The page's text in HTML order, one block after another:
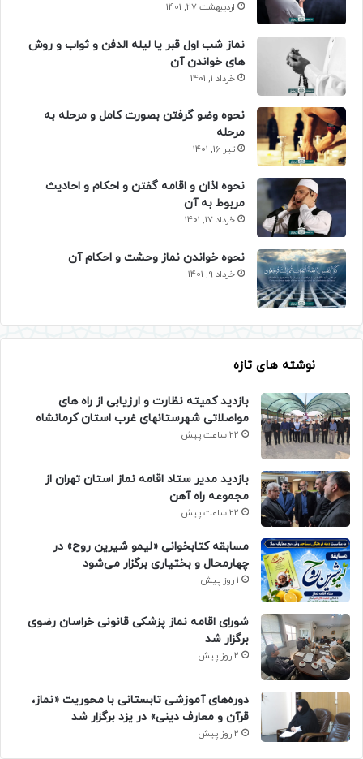
اردیبهشت 27, 1401
نماز شب اول قبر یا لیله الدفن و ثواب و روش
های خواندن آن
خرداد 1, 1401
نحوه وضو گرفتن بصورت کامل و مرحله به
مرحله
تیر 16, 1401
نحوه اذان و اقامه گفتن و احکام و احادیث
مربوط به آن
خرداد 17, 1401
نحوه خواندن نماز وحشت و احکام آن
خرداد 9, 1401
نوشته های تازه
بازدید کمیته نظارت و ارزیابی از راه های
مواصلاتی شهرستانهای غرب استان کرمانشاه
22 ساعت پیش
بازدید مدیر ستاد اقامه نماز استان تهران از
مجموعه راه آهن
22 ساعت پیش
مسابقه کتابخوانی «لیمو شیرین روح» در
چهارمحال و بختیاری برگزار می‌شود
1 روز پیش
شورای اقامه نماز پزشکی قانونی خراسان رضوی
برگزار شد
2 روز پیش
دوره‌های آموزشی تابستانی با محوریت «نماز،
قرآن و معارف دینی» در یزد برگزار شد
2 روز پیش